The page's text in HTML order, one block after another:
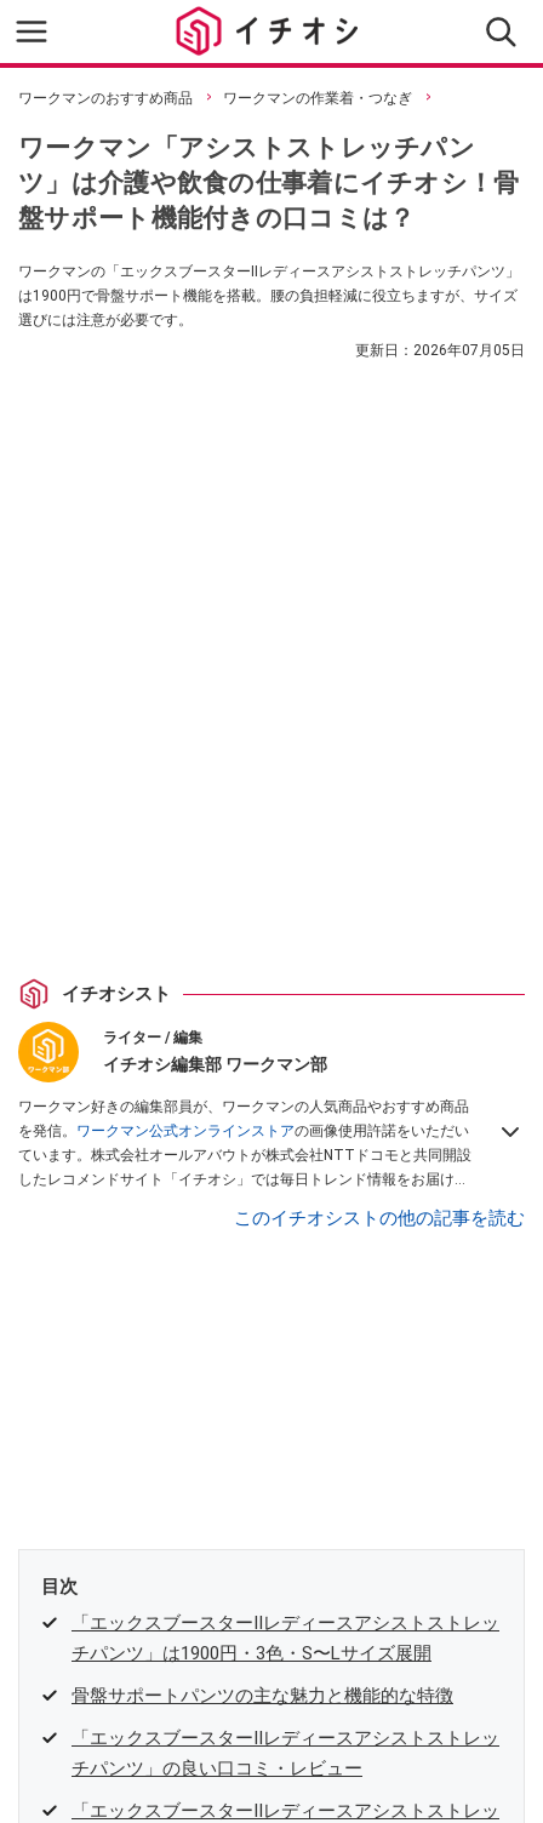
ワークマンのおすすめ商品 ワークマンの作業着・つなぎ
ワークマン「アシストストレッチパン
ツ」は介護や飲食の仕事着にイチオシ！骨
盤サポート機能付きの口コミは？
ワークマンの「エックスブースターⅡレディースアシストストレッチパンツ」
は1900円で骨盤サポート機能を搭載。腰の負担軽減に役立ちますが、サイズ
選びには注意が必要です。
更新日： 2026年07月05日
イチオシスト
ライター / 編集
イチオシ編集部 ワークマン部
ワークマン好きの編集部員が、ワークマンの人気商品やおすすめ商品
を発信。 ワークマン公式オンラインストアの画像使用許諾をいただい
ています。株式会社オールアバウトが株式会社NTTドコモと共同開設
したレコメンドサイト「イチオシ」では毎日トレンド情報をお届け。
このイチオシストの他の記事を読む
目次
「エックスブースターⅡレディースアシストストレッ
チパンツ」は1900円・3色・S〜Lサイズ展開
骨盤サポートパンツの主な魅力と機能的な特徴
「エックスブースターⅡレディースアシストストレッ
チパンツ」の良い口コミ・レビュー
「エックスブースターⅡレディースアシストストレッ